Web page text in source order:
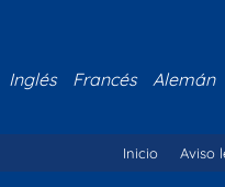
Inglés Francés Alemán
Inicio Aviso